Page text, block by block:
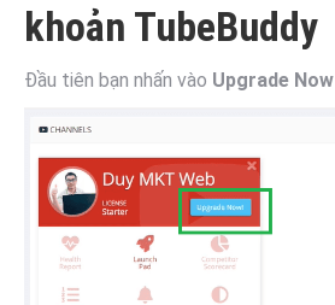
khoản TubeBuddy
Đầu tiên bạn nhấn vào Upgrade Now